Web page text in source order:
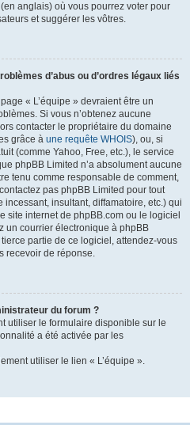
(en anglais) où vous pourrez voter pour
et suggérer les vôtres.
d’abus ou d’ordres légaux liés
« L’équipe » devraient être un
Si vous n’obtenez aucune
contacter le propriétaire du domaine
grâce à une requête WHOIS), ou, si
(comme Yahoo, Free, etc.), le service
phpBB Limited n’a absolument aucune
tenu comme responsable de comment,
pas phpBB Limited pour tout
insultant, diffamatoire, etc.) qui
site internet de phpBB.com ou le logiciel
un courrier électronique à phpBB
partie de ce logiciel, attendez-vous
recevoir de réponse.
du forum ?
utiliser le formulaire disponible sur le
a été activée par les
utiliser le lien « L’équipe ».